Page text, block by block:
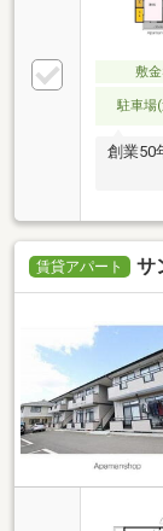
敷
駐車場
創業50
賃貸アパート サ